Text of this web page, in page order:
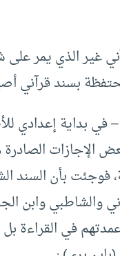
غير الذي يمر على
بسند قرآني
بداية إعدادي
الإجازات
فوجئت بأن السند
والشاطبي وابن
في